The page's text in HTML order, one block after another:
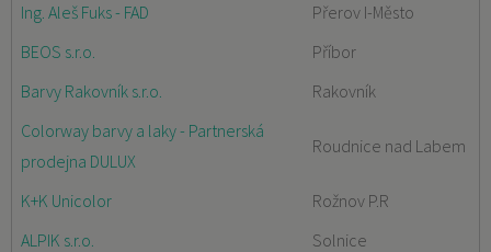
Ing. Aleš Fuks - FAD
Přerov I-Město
BEOS s.r.o.
Příbor
Barvy Rakovník s.r.o.
Rakovník
Colorway barvy a laky - Partnerská
prodejna DULUX
Roudnice nad Labem
K+K Unicolor
Rožnov P.R
ALPIK s.r.o.
Solnice